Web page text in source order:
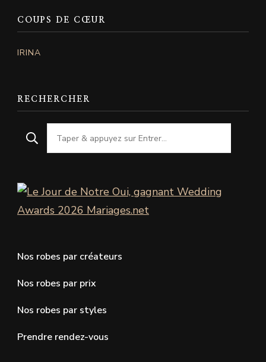
COUPS DE CŒUR
IRINA
RECHERCHER
Nos robes par créateurs
Nos robes par prix
Nos robes par styles
Prendre rendez-vous